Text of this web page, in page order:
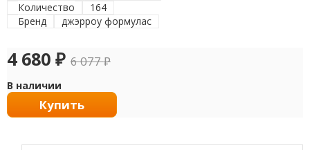
Количество
164
Бренд
джэрроу формулас
4 680 ₽ 6 077₽
В наличии
Купить